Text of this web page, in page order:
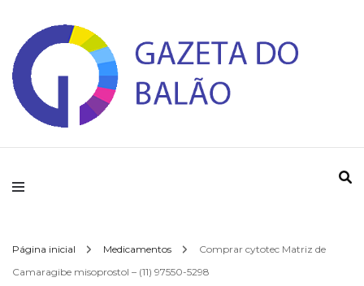
Gazeta do Balao
Página inicial Medicamentos
Comprar cytotec Matriz de
Camaragibe misoprostol – (11) 97550-5298